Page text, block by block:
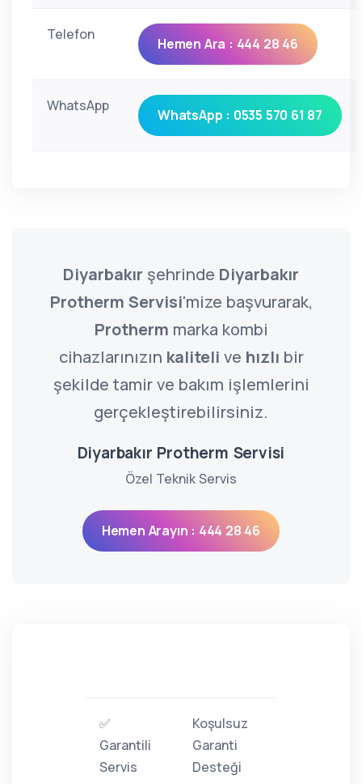
Telefon
Hemen Ara : 444 28 46
WhatsApp
WhatsApp : 0535 570 61 87
Diyarbakır şehrinde Diyarbakır
Protherm Servisi'mize başvurarak,
Protherm marka kombi
cihazlarınızın kaliteli ve hızlı bir
şekilde tamir ve bakım işlemlerini
gerçekleştirebilirsiniz.
Diyarbakır Protherm Servisi
Özel Teknik Servis
Hemen Arayın : 444 28 46
✅
Garantili
Servis
Koşulsuz
Garanti
Desteği